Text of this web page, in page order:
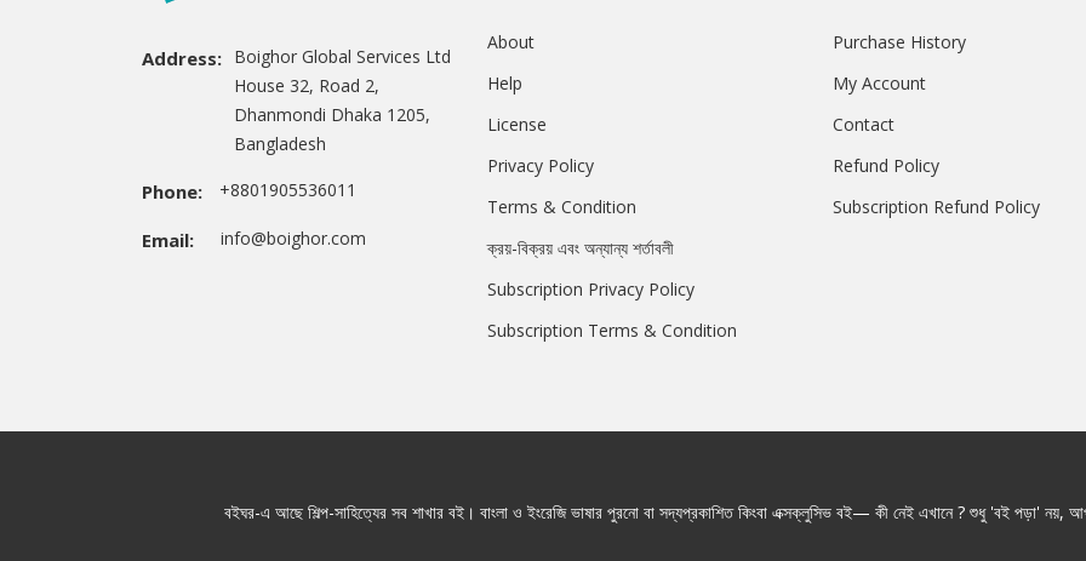
Address: Boighor Global Services Ltd
House 32, Road 2,
Dhanmondi Dhaka 1205,
Bangladesh
Phone: +8801905536011
Email: info@boighor.com
About
Help
License
Privacy Policy
Terms & Condition
ক্রয়-বিক্রয় এবং অন্যান্য শর্তাবলী
Subscription Privacy Policy
Subscription Terms & Condition
Purchase History
My Account
Contact
Refund Policy
Subscription Refund Policy
বইঘর-এ আছে শিল্প-সাহিত্যের সব শাখার বই। বাংলা ও ইংরেজি ভাষার পুরনো বা সদ্যপ্রকাশিত কিংবা এক্সক্লুসিভ বই— কী নেই এখানে ? শুধু 'বই পড়া' নয়,